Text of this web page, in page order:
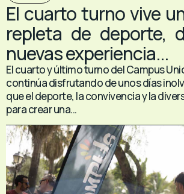
El cuarto turno vive
repleta de deporte,
nuevas experiencia...
El cuarto y último turno del Campus
continúa disfrutando de unos días
que el deporte, la convivencia y la
para crear una...